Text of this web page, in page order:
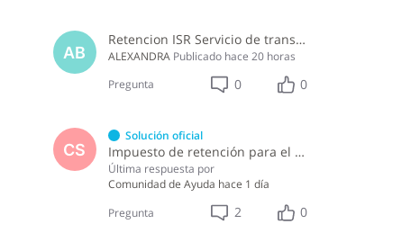
AB
Retencion ISR Servicio de transporte persona fisica
ALEXANDRA Publicado hace 20 horas
Pregunta
0 0
CS
Solución oficial
Impuesto de retención para el pago por licencia de software y soporte de software ?
Última respuesta por
Comunidad de Ayuda hace 1 día
Pregunta
2 0